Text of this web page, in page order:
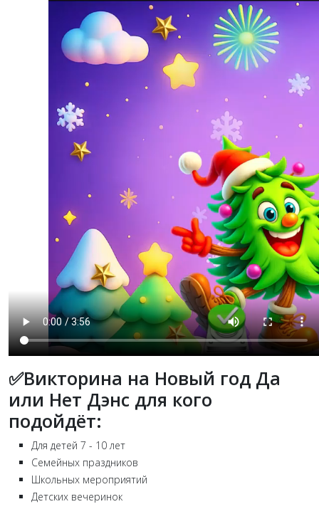
✅Викторина на Новый год Да
или Нет Дэнс для кого
подойдёт:
Для детей 7 - 10 лет
Семейных праздников
Школьных мероприятий
Детских вечеринок